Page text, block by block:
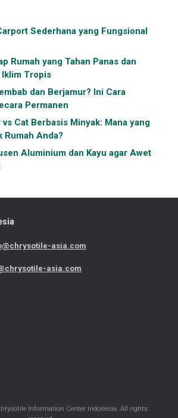
Sederhana yang Fungsional
Rumah yang Tahan Panas dan
Iklim Tropis
dan Berjamur? Ini Cara
Permanen
Cat Berbasis Minyak: Mana yang
Rumah Anda?
Aluminium dan Kayu agar Awet
asia.com
asia.com
Information Center Indonesia. All rights